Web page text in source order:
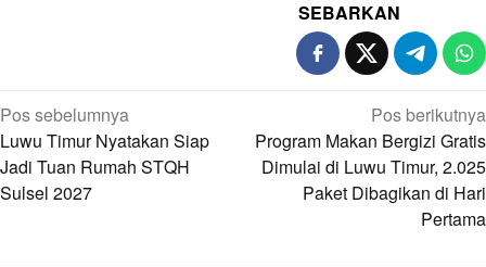
SEBARKAN
Navigasi
pos
Pos sebelumnya
Luwu Timur Nyatakan Siap
Jadi Tuan Rumah STQH
Sulsel 2027
Pos berikutnya
Program Makan Bergizi Gratis
Dimulai di Luwu Timur, 2.025
Paket Dibagikan di Hari
Pertama